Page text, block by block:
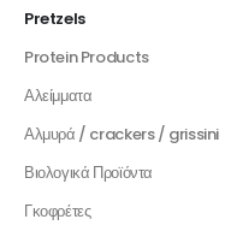
Pretzels
Protein Products
Αλείμματα
Αλμυρά / crackers / grissini
Βιολογικά Προϊόντα
Γκοφρέτες